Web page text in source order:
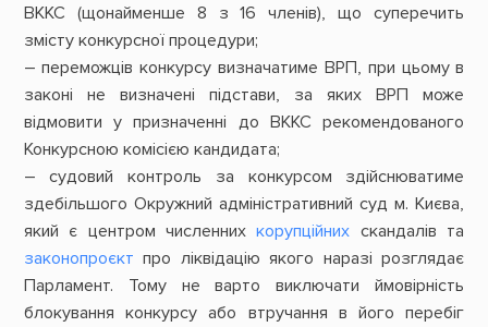
ВККС (щонайменше 8 з 16 членів), що суперечить
змісту конкурсної процедури;
– переможців конкурсу визначатиме ВРП, при цьому в
законі не визначені підстави, за яких ВРП може
відмовити у призначенні до ВККС рекомендованого
Конкурсною комісією кандидата;
– судовий контроль за конкурсом здійснюватиме
здебільшого Окружний адміністративний суд м. Києва,
який є центром численнихкорупційних скандалів та
законопроєкт про ліквідацію якого наразі розглядає
Парламент. Тому не варто виключати ймовірність
блокування конкурсу або втручання в його перебіг